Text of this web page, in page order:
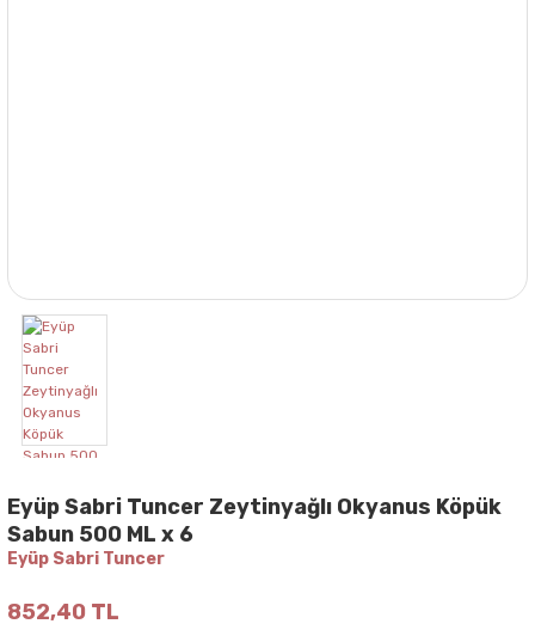
Eyüp Sabri Tuncer Zeytinyağlı Okyanus Köpük
Sabun 500 ML x 6
Eyüp Sabri Tuncer
852,40 TL